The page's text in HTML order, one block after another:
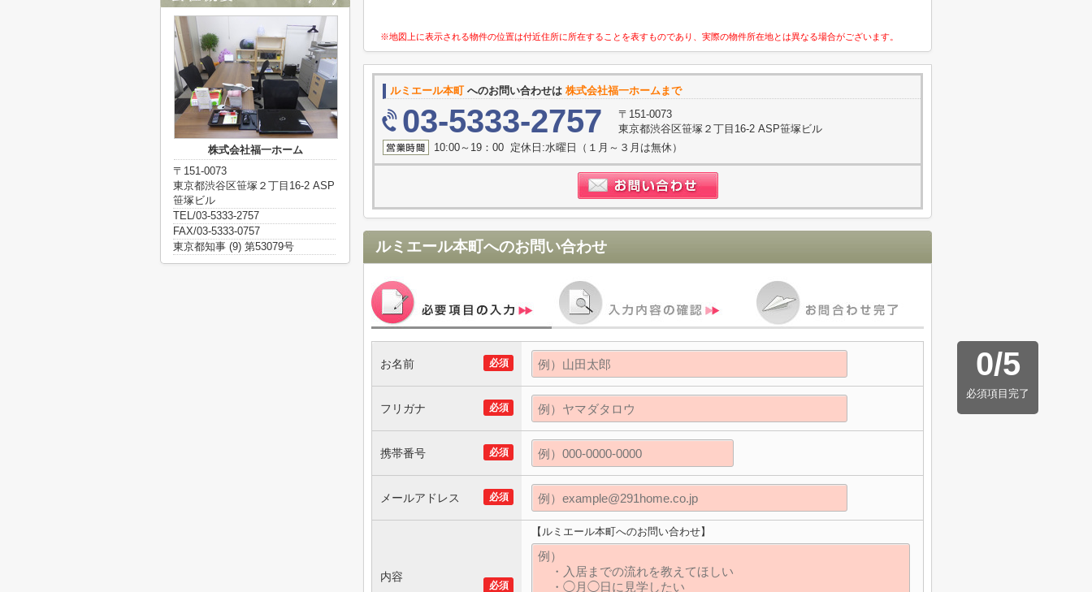
※地図上に表示される物件の位置は付近住所に所在することを表すものであり、実際の物件所在地とは異なる場合がございます。
ルミエール本町へのお問い合わせは 株式会社福一ホームまで
03-5333-2757
〒151-0073
東京都渋谷区笹塚２丁目16-2 ASP笹塚ビル
10:00～19：00 定休日:水曜日（１月～３月は無休）
ルミエール本町へのお問い合わせ
0/5
必須項目完了
必須
お名前
必須
フリガナ
必須
携帯番号
必須
メールアドレス
必須
内容
【ルミエール本町へのお問い合わせ】
株式会社福一ホーム
〒151-0073
東京都渋谷区笹塚２丁目16-2 ASP
笹塚ビル
TEL/03-5333-2757
FAX/03-5333-0757
東京都知事 (9) 第53079号